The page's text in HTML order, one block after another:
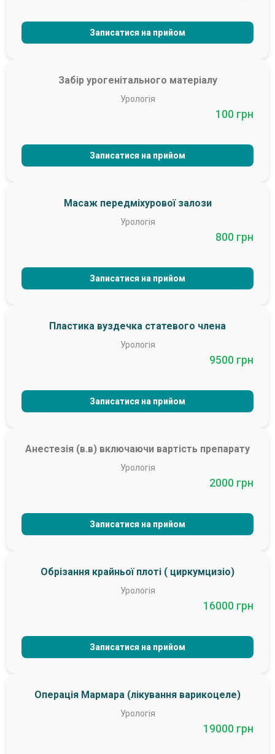
Записатися на прийом
Забір урогенітального матеріалу
Урологія
100 грн
Записатися на прийом
Масаж передміхурової залози
Урологія
800 грн
Записатися на прийом
Пластика вуздечка статевого члена
Урологія
9500 грн
Записатися на прийом
Анестезія (в.в) включаючи вартість препарату
Урологія
2000 грн
Записатися на прийом
Обрізання крайньої плоті ( циркумцизіо)
Урологія
16000 грн
Записатися на прийом
Операція Мармара (лікування варикоцеле)
Урологія
19000 грн